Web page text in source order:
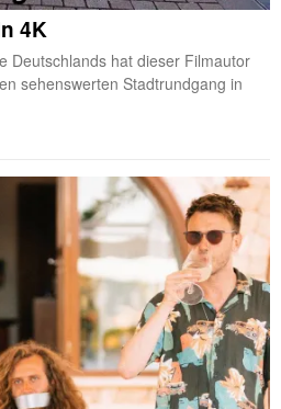
4K
Deutschlands hat dieser Filmautor
sehenswerten Stadtrundgang in